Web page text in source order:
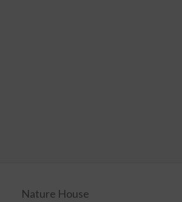
Nature House